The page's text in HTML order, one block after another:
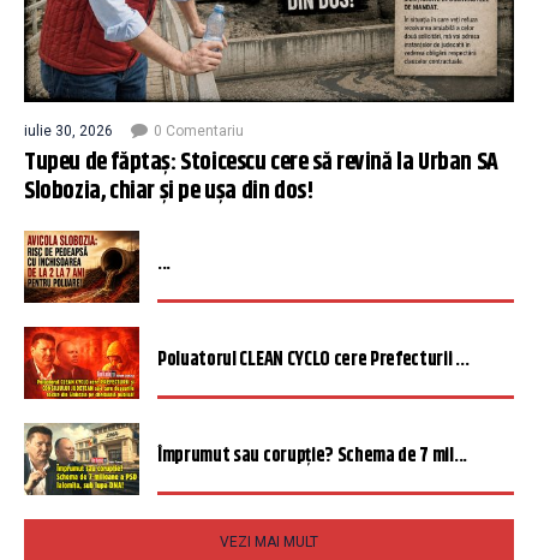
iulie 30, 2026 0 Comentariu
Tupeu de făptaș: Stoicescu cere să revină la Urban SA
Slobozia, chiar și pe ușa din dos!
...
Poluatorul CLEAN CYCLO cere Prefecturii ...
Împrumut sau corupție? Schema de 7 mil...
VEZI MAI MULT